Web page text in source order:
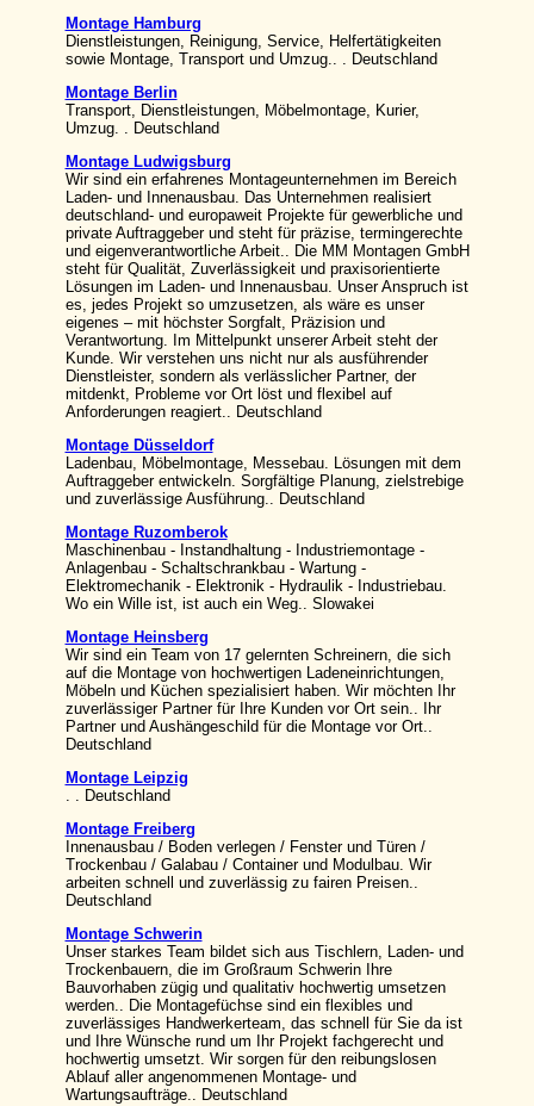
Montage Hamburg
Dienstleistungen, Reinigung, Service, Helfertätigkeiten
sowie Montage, Transport und Umzug.. . Deutschland
Montage Berlin
Transport, Dienstleistungen, Möbelmontage, Kurier,
Umzug. . Deutschland
Montage Ludwigsburg
Wir sind ein erfahrenes Montageunternehmen im Bereich
Laden- und Innenausbau. Das Unternehmen realisiert
deutschland- und europaweit Projekte für gewerbliche und
private Auftraggeber und steht für präzise, termingerechte
und eigenverantwortliche Arbeit.. Die MM Montagen GmbH
steht für Qualität, Zuverlässigkeit und praxisorientierte
Lösungen im Laden- und Innenausbau. Unser Anspruch ist
es, jedes Projekt so umzusetzen, als wäre es unser
eigenes – mit höchster Sorgfalt, Präzision und
Verantwortung. Im Mittelpunkt unserer Arbeit steht der
Kunde. Wir verstehen uns nicht nur als ausführender
Dienstleister, sondern als verlässlicher Partner, der
mitdenkt, Probleme vor Ort löst und flexibel auf
Anforderungen reagiert.. Deutschland
Montage Düsseldorf
Ladenbau, Möbelmontage, Messebau. Lösungen mit dem
Auftraggeber entwickeln. Sorgfältige Planung, zielstrebige
und zuverlässige Ausführung.. Deutschland
Montage Ruzomberok
Maschinenbau - Instandhaltung - Industriemontage -
Anlagenbau - Schaltschrankbau - Wartung -
Elektromechanik - Elektronik - Hydraulik - Industriebau.
Wo ein Wille ist, ist auch ein Weg.. Slowakei
Montage Heinsberg
Wir sind ein Team von 17 gelernten Schreinern, die sich
auf die Montage von hochwertigen Ladeneinrichtungen,
Möbeln und Küchen spezialisiert haben. Wir möchten Ihr
zuverlässiger Partner für Ihre Kunden vor Ort sein.. Ihr
Partner und Aushängeschild für die Montage vor Ort..
Deutschland
Montage Leipzig
. . Deutschland
Montage Freiberg
Innenausbau / Boden verlegen / Fenster und Türen /
Trockenbau / Galabau / Container und Modulbau. Wir
arbeiten schnell und zuverlässig zu fairen Preisen..
Deutschland
Montage Schwerin
Unser starkes Team bildet sich aus Tischlern, Laden- und
Trockenbauern, die im Großraum Schwerin Ihre
Bauvorhaben zügig und qualitativ hochwertig umsetzen
werden.. Die Montagefüchse sind ein flexibles und
zuverlässiges Handwerkerteam, das schnell für Sie da ist
und Ihre Wünsche rund um Ihr Projekt fachgerecht und
hochwertig umsetzt. Wir sorgen für den reibungslosen
Ablauf aller angenommenen Montage- und
Wartungsaufträge.. Deutschland